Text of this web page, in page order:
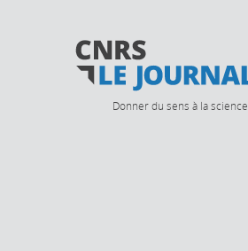
Donner du sens à la science